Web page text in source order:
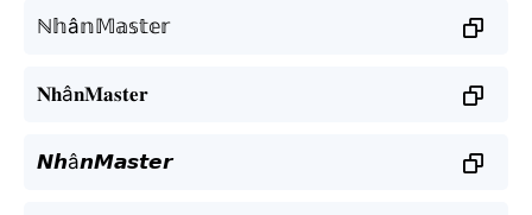
ℕ𝕙â𝕟𝕄𝕒𝕤𝕥𝕖𝕣
𝐍𝐡â𝐧𝐌𝐚𝐬𝐭𝐞𝐫
𝙉𝙝â𝙣𝙈𝙖𝙨𝙩𝙚𝙧